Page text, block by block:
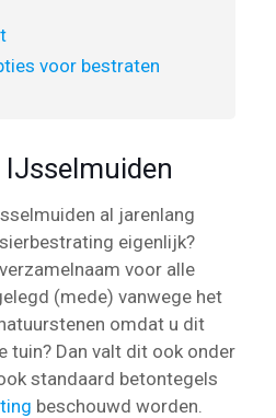
voor bestraten
al jarenlang
eigenlijk?
voor alle
(mede) vanwege het
omdat u dit
tuin? Dan valt dit ook onder
standaard betontegels
beschouwd worden.